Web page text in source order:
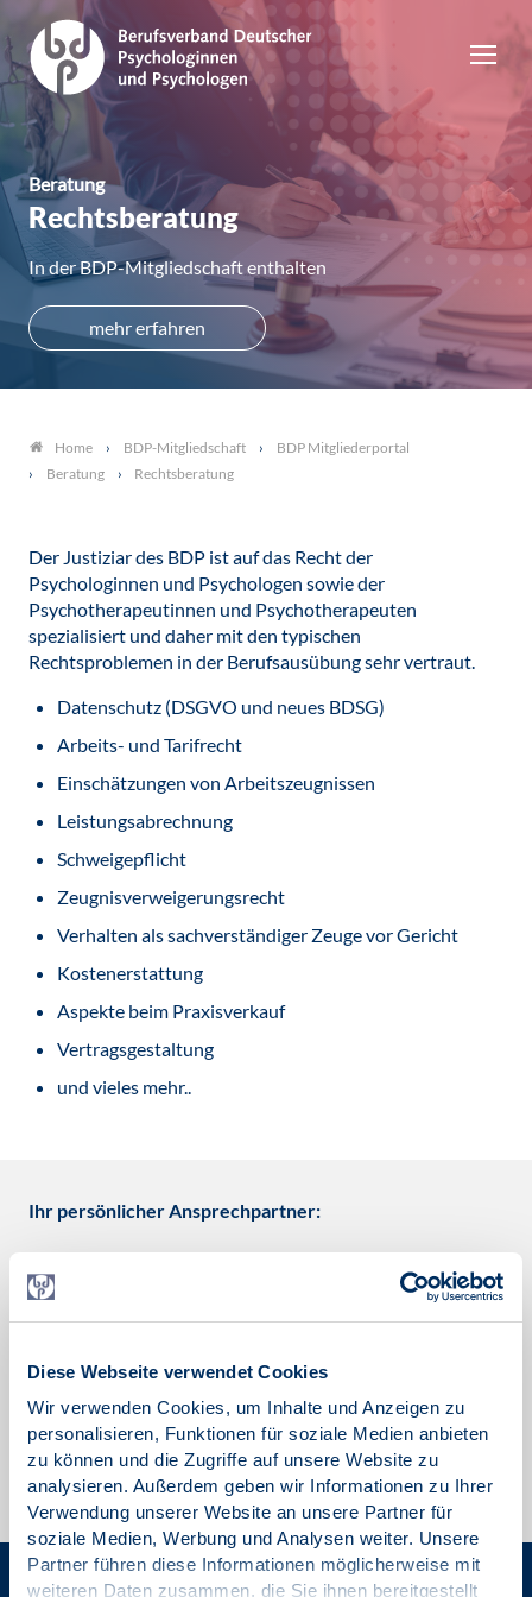
Diese Webseite verwendet Cookies
Wir verwenden Cookies, um Inhalte und Anzeigen zu
personalisieren, Funktionen für soziale Medien anbieten
zu können und die Zugriffe auf unsere Website zu
analysieren. Außerdem geben wir Informationen zu Ihrer
Verwendung unserer Website an unsere Partner für
soziale Medien, Werbung und Analysen weiter. Unsere
Partner führen diese Informationen möglicherweise mit
weiteren Daten zusammen, die Sie ihnen bereitgestellt
Beratung
Rechtsberatung
In der BDP-Mitgliedschaft enthalten
mehr erfahren
Home BDP-Mitgliedschaft
BDP Mitgliederportal
Beratung
Rechtsberatung
Der Justiziar des BDP ist auf das Recht der
Psychologinnen und Psychologen sowie der
Psychotherapeutinnen und Psychotherapeuten
spezialisiert und daher mit den typischen
Rechtsproblemen in der Berufsausübung sehr vertraut.
Datenschutz (DSGVO und neues BDSG)
Arbeits- und Tarifrecht
Einschätzungen von Arbeitszeugnissen
Leistungsabrechnung
Schweigepflicht
Zeugnisverweigerungsrecht
Verhalten als sachverständiger Zeuge vor Gericht
Kostenerstattung
Aspekte beim Praxisverkauf
Vertragsgestaltung
und vieles mehr..
Ihr persönlicher Ansprechpartner:
Terminvergabe unter Tel. 030 – 209 166 641 (nur für
Für Termine am Montag 13:00 - 16:00 Uhr, Dienstag und
Offene Sprechstunde unter Tel. 030 – 209 166 640 (nur für
Mitglieder des BDP)
Dienstag und Donnerstag 13:00 - 16:00 Uhr